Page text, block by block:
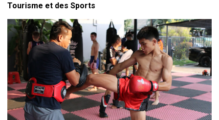
Tourisme et des Sports